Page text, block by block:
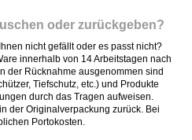
oder zurückgeben?
nicht gefällt oder es passt nicht?
innerhalb von 14 Arbeitstagen nach
der Rücknahme ausgenommen sind
Tiefschutz, etc.) und Produkte
durch das Tragen aufweisen.
der Originalverpackung zurück. Bei
Portokosten.